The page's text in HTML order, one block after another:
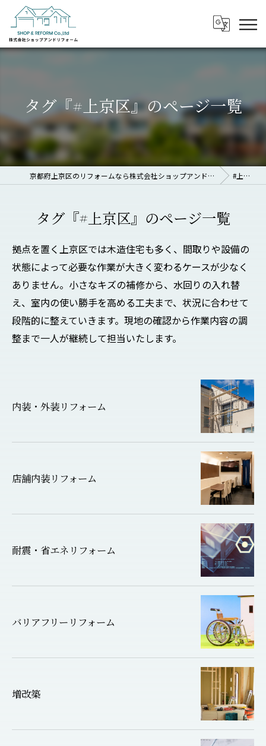
タグ『#上京区』のページ一覧
京都府上京区のリフォームなら株式会社ショップアンドリフォーム #上京区
タグ『#上京区』のページ一覧
拠点を置く上京区では木造住宅も多く、間取りや設備の
状態によって必要な作業が大きく変わるケースが少なく
ありません。小さなキズの補修から、水回りの入れ替
え、室内の使い勝手を高める工夫まで、状況に合わせて
段階的に整えていきます。現地の確認から作業内容の調
整まで一人が継続して担当いたします。
内装・外装リフォーム
店舗内装リフォーム
耐震・省エネリフォーム
バリアフリーリフォーム
増改築